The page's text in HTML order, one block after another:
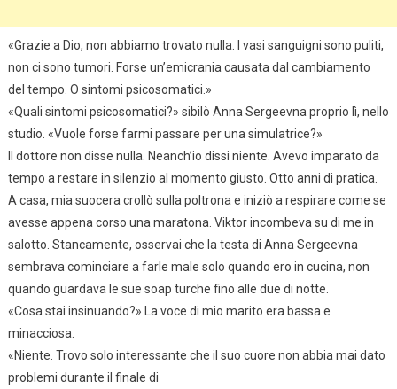
«Grazie a Dio, non abbiamo trovato nulla. I vasi sanguigni sono puliti,
non ci sono tumori. Forse un’emicrania causata dal cambiamento
del tempo. O sintomi psicosomatici.»
«Quali sintomi psicosomatici?» sibilò Anna Sergeevna proprio lì, nello
studio. «Vuole forse farmi passare per una simulatrice?»
Il dottore non disse nulla. Neanch’io dissi niente. Avevo imparato da
tempo a restare in silenzio al momento giusto. Otto anni di pratica.
A casa, mia suocera crollò sulla poltrona e iniziò a respirare come se
avesse appena corso una maratona. Viktor incombeva su di me in
salotto. Stancamente, osservai che la testa di Anna Sergeevna
sembrava cominciare a farle male solo quando ero in cucina, non
quando guardava le sue soap turche fino alle due di notte.
«Cosa stai insinuando?» La voce di mio marito era bassa e
minacciosa.
«Niente. Trovo solo interessante che il suo cuore non abbia mai dato
problemi durante il finale di